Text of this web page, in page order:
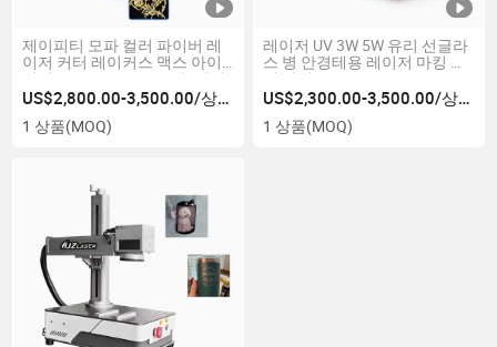
제이피티 모파 컬러 파이버 레
이저 커터 레이커스 맥스 아이
피지 20W 30W 50W 금속 마킹
조각 절단 기계
US$2,800.00-3,500.00/상품
1 상품(MOQ)
레이저 UV 3W 5W 유리 선글라
스 병 안경테용 레이저 마킹 기
계 가격
US$2,300.00-3,500.00/상품
1 상품(MOQ)